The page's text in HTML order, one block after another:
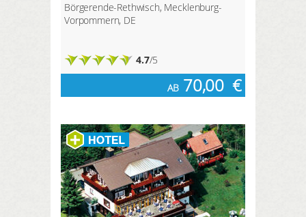
Börgerende-Rethwisch, Mecklenburg-
Vorpommern, DE
4.7/5
AB 70,00 €